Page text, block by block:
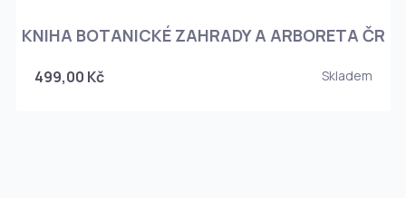
KNIHA BOTANICKÉ ZAHRADY A ARBORETA ČR
499,00 Kč Skladem